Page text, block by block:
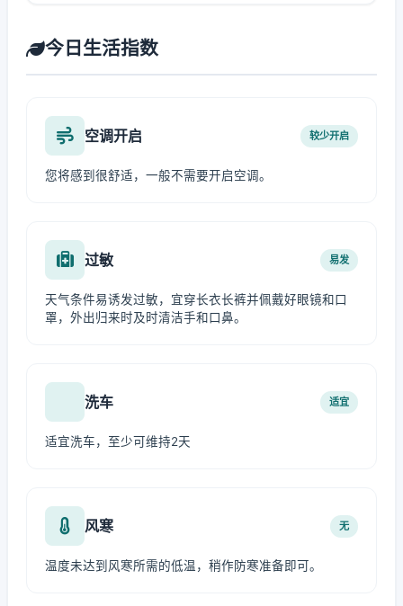
今日生活指数
空调开启 较少开启
您将感到很舒适，一般不需要开启空调。
过敏 易发
天气条件易诱发过敏，宜穿长衣长裤并佩戴好眼镜和口
罩，外出归来时及时清洁手和口鼻。
洗车 适宜
适宜洗车，至少可维持2天
风寒 无
温度未达到风寒所需的低温，稍作防寒准备即可。